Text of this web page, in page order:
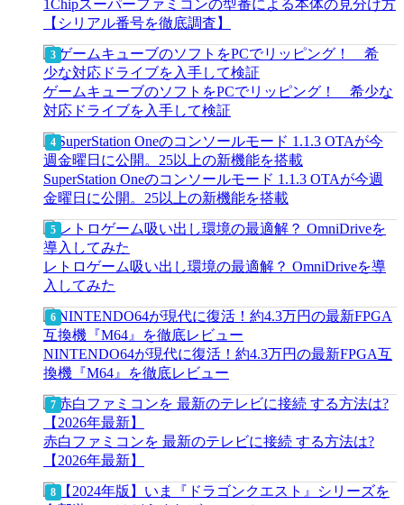
1Chipスーパーファミコンの型番による本体の見分け方
【シリアル番号を徹底調査】
ゲームキューブのソフトをPCでリッピング！ 希少な
対応ドライブを入手して検証
SuperStation Oneのコンソールモード 1.1.3 OTAが今週
金曜日に公開。25以上の新機能を搭載
レトロゲーム吸い出し環境の最適解？ OmniDriveを導
入してみた
NINTENDO64が現代に復活！約4.3万円の最新FPGA互
換機『M64』を徹底レビュー
赤白ファミコンを 最新のテレビに接続 する方法は?
【2026年最新】